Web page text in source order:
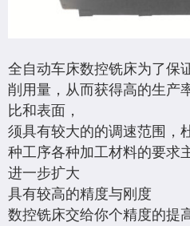
全自动车床数控铣床为了保
削用量，从而获得高的生产
比和表面，
须具有较大的的调速范围，
种工序各种加工材料的要求
进一步扩大
具有较高的精度与刚度
数控铣床交给你个精度的提